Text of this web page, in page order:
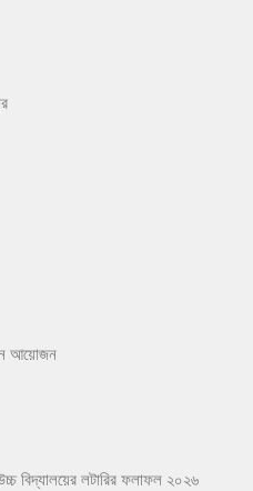
আয়োজন
বিদ্যালয়ের লটারির ফলাফল ২০২৬